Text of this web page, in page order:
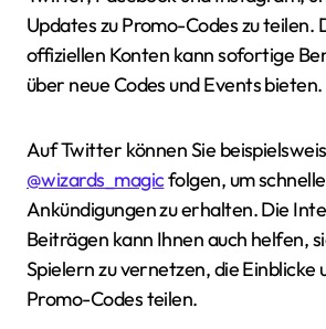
Updates zu Promo-Codes zu teilen.
offiziellen Konten kann sofortige
über neue Codes und Events bieten.
Auf Twitter können Sie
@wizards_magicfolgen, um
Ankündigungen zu erhalten. Die
Beiträgen kann Ihnen auch helfen,
Spielern zu vernetzen, die Einblicke
Promo-Codes teilen.